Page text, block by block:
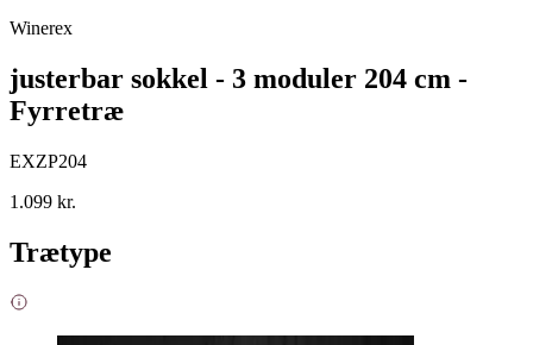
Winerex
justerbar sokkel - 3 moduler 204 cm -
Fyrretræ
EXZP204
1.099 kr.
Trætype